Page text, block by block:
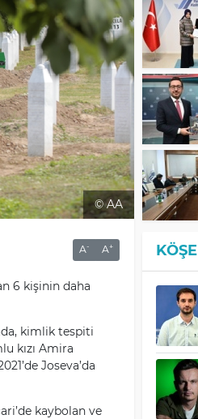
© AA
A- A+
6 kişinin daha
kimlik tespiti
kızı Amira
Joseva’da
kaybolan ve
KÖŞE